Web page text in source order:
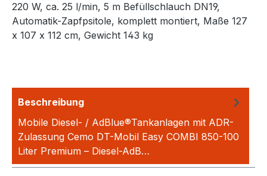
220 W, ca. 25 l/min, 5 m Befüllschlauch DN19,
Automatik-Zapfpsitole, komplett montiert, Maße 127
x 107 x 112 cm, Gewicht 143 kg
Beschreibung
Mobile Diesel- / AdBlue®Tankanlagen mit ADR-
Zulassung Cemo DT-Mobil Easy COMBI 850-100
Liter Premium – Diesel-AdB…